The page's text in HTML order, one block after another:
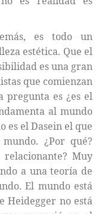
es todo un
estética. Que el
es una gran
que comienzan
pregunta es ¿es el
al mundo
es el Dasein el que
¿Por qué?
Muy
a una teoría de
El mundo está
Heidegger no está